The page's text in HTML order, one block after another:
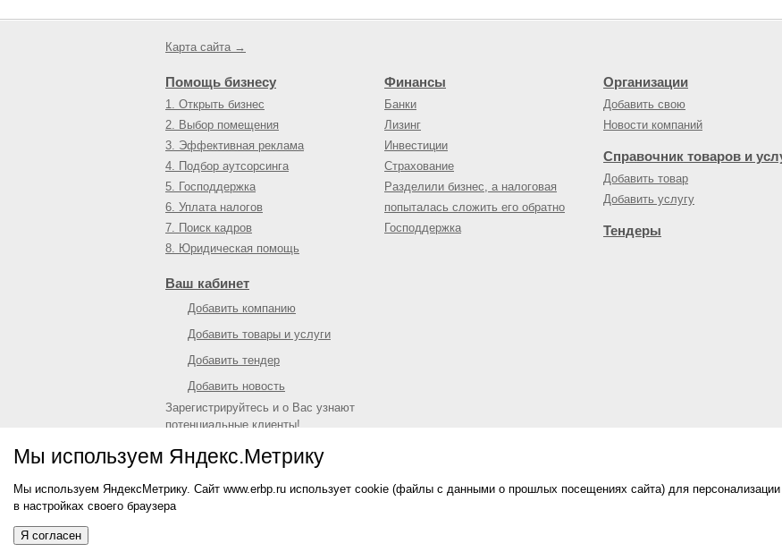
Мы используем Яндекс.Метрику
Мы используем ЯндексМетрику. Сайт www.erbp.ru использует cookie (файлы с данными о прошлых посещениях сайта) для
в настройках своего браузера
Я согласен
Карта сайта →
Помощь бизнесу
1. Открыть бизнес
2. Выбор помещения
3. Эффективная реклама
4. Подбор аутсорсинга
5. Господдержка
6. Уплата налогов
7. Поиск кадров
8. Юридическая помощь
Финансы
Банки
Лизинг
Инвестиции
Страхование
Разделили бизнес, а налоговая
попыталась сложить его обратно
Господдержка
Организации
Добавить свою
Новости компаний
Справочник товаров и
Добавить товар
Добавить услугу
Тендеры
Ваш кабинет
Добавить компанию
Добавить товары и услуги
Добавить тендер
Добавить новость
Зарегистрируйтесь и о Вас узнают
потенциальные клиенты!
© 2009—2026Единый республиканский бизнес-портал
О портале